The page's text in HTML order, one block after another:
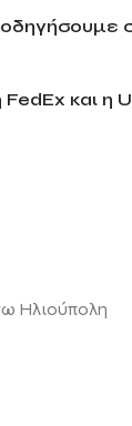
και η
Ηλιούπολη